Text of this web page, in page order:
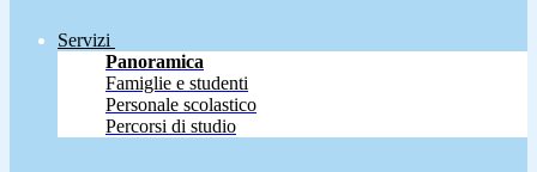
Servizi
Panoramica
Famiglie e studenti
Personale scolastico
Percorsi di studio